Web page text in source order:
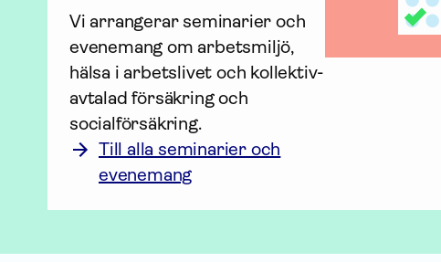
Vi arrangerar seminarier och
evenemang om arbetsmiljö,
hälsa i arbetslivet och kollektiv­
avtalad för­säkring och
socialförsäkring.
Till alla seminarier och
evenemang